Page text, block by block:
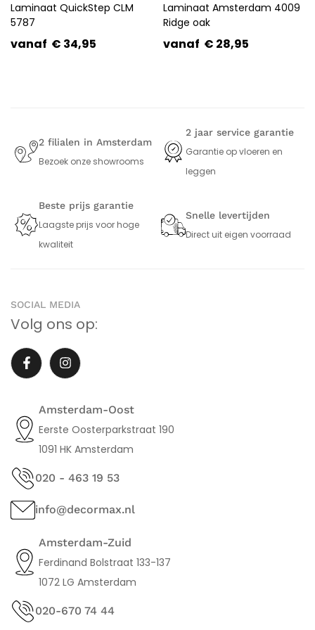
Laminaat QuickStep CLM
5787
vanaf € 34,95
Laminaat Amsterdam 4009
Ridge oak
vanaf € 28,95
2 filialen in Amsterdam
Bezoek onze showrooms
2 jaar service garantie
Garantie op vloeren en
leggen
Beste prijs garantie
Laagste prijs voor hoge
kwaliteit
Snelle levertijden
Direct uit eigen voorraad
Amsterdam-Oost
Eerste Oosterparkstraat 190
1091 HK Amsterdam
020 - 463 19 53
info@decormax.nl
Amsterdam-Zuid
Ferdinand Bolstraat 133-137
1072 LG Amsterdam
020-670 74 44
SOCIAL MEDIA
Volg ons op: